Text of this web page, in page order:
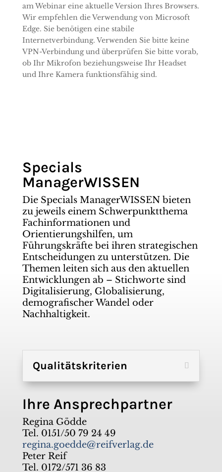
am Webinar eine aktuelle Version Ihres Browsers.
Wir empfehlen die Verwendung von Microsoft
Edge. Sie benötigen eine stabile
Internetverbindung. Verwenden Sie bitte keine
VPN-Verbindung und überprüfen Sie bitte vorab,
ob Ihr Mikrofon beziehungsweise Ihr Headset
und Ihre Kamera funktionsfähig sind.
Specials
ManagerWISSEN
Die Specials ManagerWISSEN bieten
zu jeweils einem Schwerpunktthema
Fachinformationen und
Orientierungshilfen, um
Führungskräfte bei ihren strategischen
Entscheidungen zu unterstützen. Die
Themen leiten sich aus den aktuellen
Entwicklungen ab – Stichworte sind
Digitalisierung, Globalisierung,
demografischer Wandel oder
Nachhaltigkeit.
Qualitätskriterien
Ihre Ansprechpartner
Regina Gödde
Tel. 0151/50 79 24 49
regina.goedde@reifverlag.de
Peter Reif
Tel. 0172/571 36 83